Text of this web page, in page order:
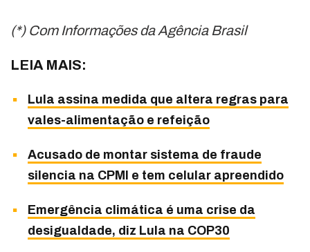
(*) Com Informações da Agência Brasil
LEIA MAIS:
Lula assina medida que altera regras para
vales-alimentação e refeição
Acusado de montar sistema de fraude
silencia na CPMI e tem celular apreendido
Emergência climática é uma crise da
desigualdade, diz Lula na COP30